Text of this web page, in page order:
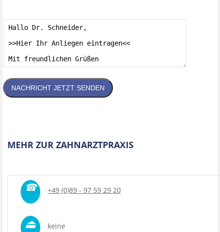
NACHRICHT JETZT SENDEN
MEHR ZUR ZAHNARZTPRAXIS
☎ +49 (0)89 - 97 59 29 20
⏏
keine